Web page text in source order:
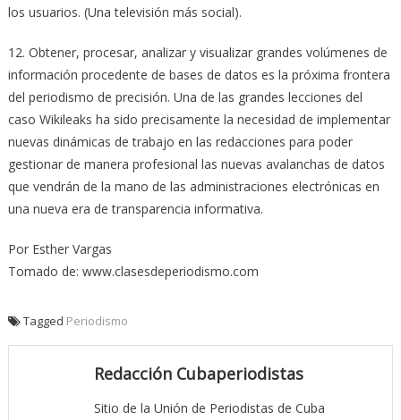
los usuarios. (Una televisión más social).
12. Obtener, procesar, analizar y visualizar grandes volúmenes de
información procedente de bases de datos es la próxima frontera
del periodismo de precisión. Una de las grandes lecciones del
caso Wikileaks ha sido precisamente la necesidad de implementar
nuevas dinámicas de trabajo en las redacciones para poder
gestionar de manera profesional las nuevas avalanchas de datos
que vendrán de la mano de las administraciones electrónicas en
una nueva era de transparencia informativa.
Por Esther Vargas
Tomado de: www.clasesdeperiodismo.com
Tagged Periodismo
Redacción Cubaperiodistas
Sitio de la Unión de Periodistas de Cuba